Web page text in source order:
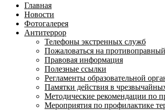
Главная
Новости
Фотогалерея
Антитеррор
Телефоны экстренных служб
Пожаловаться на
Правовая информация
Полезные ссылки
Регламенты образовательной
Памятки действия в
Методические рекомендации по
Мероприятия по профилактике